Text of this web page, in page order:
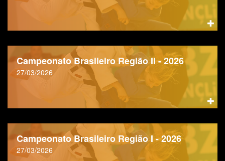
Campeonato Brasileiro Região II - 2026
27/03/2026
Campeonato Brasileiro Região I - 2026
27/03/2026